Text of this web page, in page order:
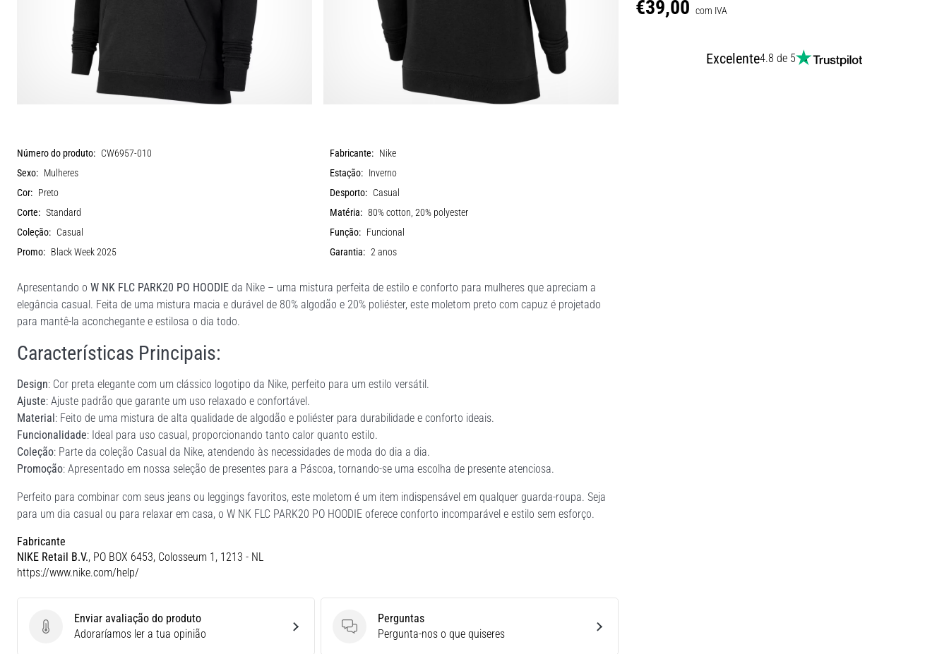
€39,00 com IVA
Excelente4.8 de 5
Número do produto: CW6957-010 Fabricante: Nike
Sexo: Mulheres Estação: Inverno
Cor: Preto Desporto: Casual
Corte: Standard Matéria: 80% cotton, 20% polyester
Coleção: Casual Função: Funcional
Promo: Black Week 2025 Garantia: 2 anos
Apresentando o W NK FLC PARK20 PO HOODIE da Nike – uma mistura perfeita de estilo e conforto para mulheres que apreciam a
elegância casual. Feita de uma mistura macia e durável de 80% algodão e 20% poliéster, este moletom preto com capuz é projetado
para mantê-la aconchegante e estilosa o dia todo.
Características Principais:
Design: Cor preta elegante com um clássico logotipo da Nike, perfeito para um estilo versátil.
Ajuste: Ajuste padrão que garante um uso relaxado e confortável.
Material: Feito de uma mistura de alta qualidade de algodão e poliéster para durabilidade e conforto ideais.
Funcionalidade: Ideal para uso casual, proporcionando tanto calor quanto estilo.
Coleção: Parte da coleção Casual da Nike, atendendo às necessidades de moda do dia a dia.
Promoção: Apresentado em nossa seleção de presentes para a Páscoa, tornando-se uma escolha de presente atenciosa.
Perfeito para combinar com seus jeans ou leggings favoritos, este moletom é um item indispensável em qualquer guarda-roupa. Seja
para um dia casual ou para relaxar em casa, o W NK FLC PARK20 PO HOODIE oferece conforto incomparável e estilo sem esforço.
Fabricante
NIKE Retail B.V., PO BOX 6453, Colosseum 1, 1213 - NL
https://www.nike.com/help/
Enviar avaliação do produto
Enviar avaliação do produto
Adoraríamos ler a tua opinião
Perguntas
Perguntas
Pergunta-nos o que quiseres